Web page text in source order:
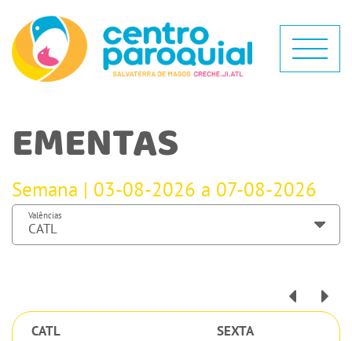
EMENTAS
Semana | 03-08-2026 a 07-08-2026
Valências
CATL SEXTA